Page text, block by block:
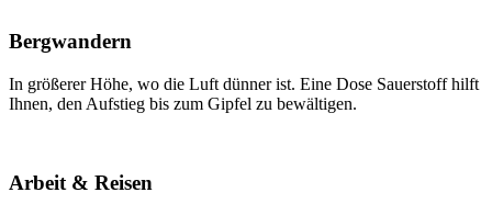
Bergwandern
In größerer Höhe, wo die Luft dünner ist. Eine Dose Sauerstoff hilft
Ihnen, den Aufstieg bis zum Gipfel zu bewältigen.
Arbeit & Reisen